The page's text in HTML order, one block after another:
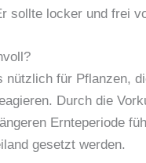
sollte locker und frei
nützlich für Pflanzen,
Durch die
Ernteperiode
gesetzt werden.